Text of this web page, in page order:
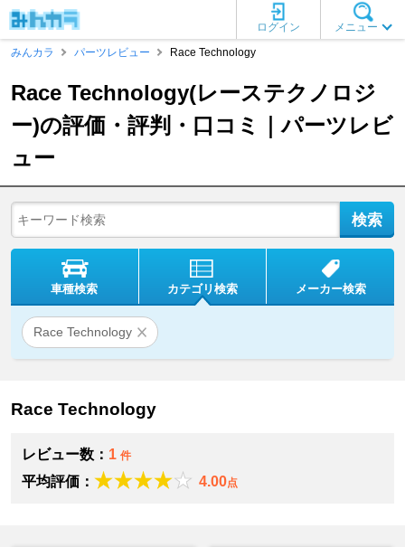
メニュー
ログイン
みんカラ
パーツレビュー Race Technology
Race Technology(レーステクノロジ
ー)の評価・評判・口コミ｜パーツレビ
ュー
車種検索 カテゴリ検索 メーカー検索
Race Technology
Race Technology
レビュー数： 1 件
平均評価： 4.00点